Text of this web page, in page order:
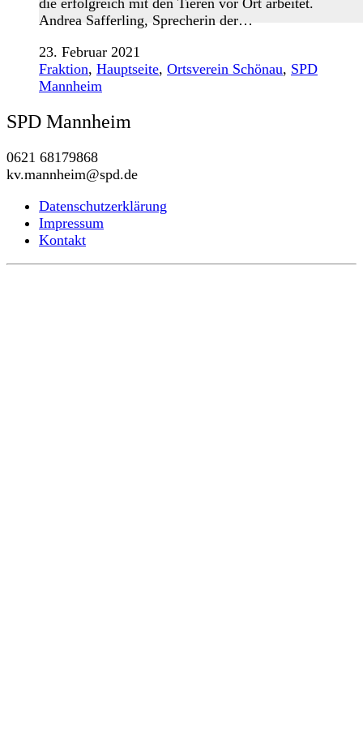
Andrea Safferling, Sprecherin der…
23. Februar 2021
Fraktion, Hauptseite, Ortsverein Schönau, SPD
Mannheim
SPD Mannheim
0621 68179868
kv.mannheim@spd.de
Datenschutzerklärung
Impressum
Kontakt